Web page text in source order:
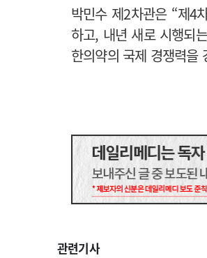
박민수 제2차관은 “제4
하고, 내년 새로 시행되
한의약의 국제 경쟁력을
관련기사